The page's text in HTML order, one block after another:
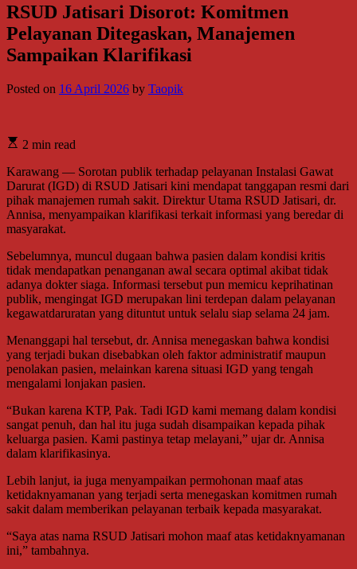
RSUD Jatisari Disorot: Komitmen
Pelayanan Ditegaskan, Manajemen
Sampaikan Klarifikasi
Posted on 16 April 2026 by Taopik
2 min read
Karawang — Sorotan publik terhadap pelayanan Instalasi Gawat
Darurat (IGD) di RSUD Jatisari kini mendapat tanggapan resmi dari
pihak manajemen rumah sakit. Direktur Utama RSUD Jatisari, dr.
Annisa, menyampaikan klarifikasi terkait informasi yang beredar di
masyarakat.
Sebelumnya, muncul dugaan bahwa pasien dalam kondisi kritis
tidak mendapatkan penanganan awal secara optimal akibat tidak
adanya dokter siaga. Informasi tersebut pun memicu keprihatinan
publik, mengingat IGD merupakan lini terdepan dalam pelayanan
kegawatdaruratan yang dituntut untuk selalu siap selama 24 jam.
Menanggapi hal tersebut, dr. Annisa menegaskan bahwa kondisi
yang terjadi bukan disebabkan oleh faktor administratif maupun
penolakan pasien, melainkan karena situasi IGD yang tengah
mengalami lonjakan pasien.
“Bukan karena KTP, Pak. Tadi IGD kami memang dalam kondisi
sangat penuh, dan hal itu juga sudah disampaikan kepada pihak
keluarga pasien. Kami pastinya tetap melayani,” ujar dr. Annisa
dalam klarifikasinya.
Lebih lanjut, ia juga menyampaikan permohonan maaf atas
ketidaknyamanan yang terjadi serta menegaskan komitmen rumah
sakit dalam memberikan pelayanan terbaik kepada masyarakat.
“Saya atas nama RSUD Jatisari mohon maaf atas ketidaknyamanan
ini,” tambahnya.